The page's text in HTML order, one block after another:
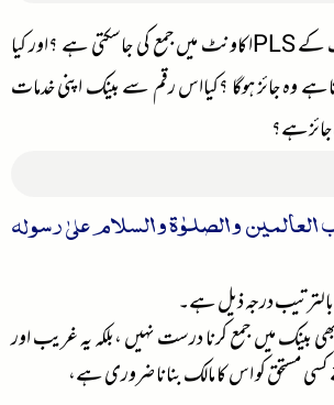
کیازکواۃ کی رقم کسی بینک کے PLSاکاونٹ میں جمع کی جاسکتی ہے ؟اور کیا
وہ جائز ہوگا ؟کیااس رقم سے بینک اپنی خدمات
جائزہے؟
والصلوٰۃ والسلام علیٰ رسولہ
درجہ ذیل ہے۔
بینک میں جمع کرنا درست نہیں ،بلکہ یہ غریب اور
مستحق کو اس کا مالک بنانا ضروری ہے،